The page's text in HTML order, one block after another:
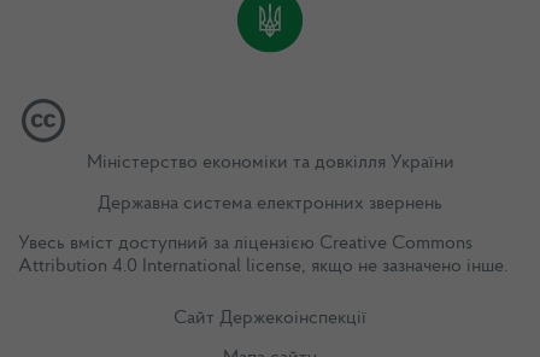
Міністерство економіки та довкілля України
Державна система електронних звернень
Увесь вміст доступний за ліцензією Creative Commons
Attribution 4.0 International license, якщо не зазначено інше.
Сайт Держекоінспекції